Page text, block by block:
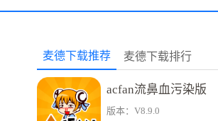
麦德下载推荐 麦德下载排行
acfan流鼻血污染版
版本：V8.9.0